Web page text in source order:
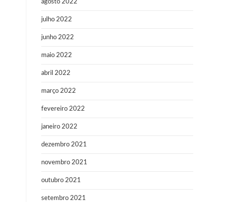
agosto 2022
julho 2022
junho 2022
maio 2022
abril 2022
março 2022
fevereiro 2022
janeiro 2022
dezembro 2021
novembro 2021
outubro 2021
setembro 2021